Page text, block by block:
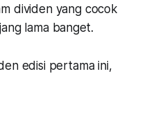
dividen yang cocok
lama banget.
edisi pertama ini,